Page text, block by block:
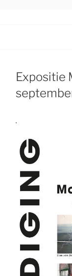
Beeldende
Expositie